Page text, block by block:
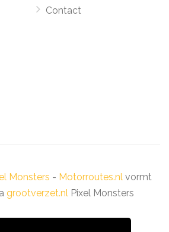
Contact
Monsters - Motorroutes.nlvormt
grootverzet.nlPixel Monsters